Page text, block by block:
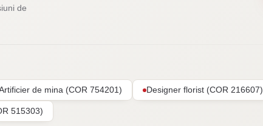
de
de mina (COR 754201) Designer florist (COR 216607)
515303)